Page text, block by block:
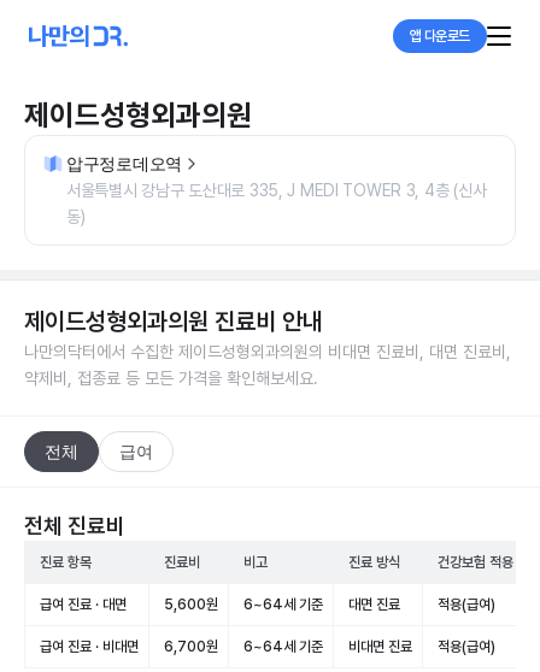
앱 다운로드
제이드성형외과의원
압구정로데오역
서울특별시 강남구 도산대로 335, J MEDI TOWER 3, 4층 (신사
동)
제이드성형외과의원 진료비 안내
나만의닥터에서 수집한 제이드성형외과의원의 비대면 진료비, 대면 진료비,
약제비, 접종료 등 모든 가격을 확인해보세요.
전체 급여
전체 진료비
진료 항목 진료비 비고 진료 방식 건강보험 적용
급여 진료 · 대면 5,600원 6~64세 기준 대면 진료 적용(급여)
급여 진료 · 비대면 6,700원 6~64세 기준 비대면 진료 적용(급여)